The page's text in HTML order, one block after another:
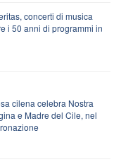
concerti di musica
i 50 anni di programmi in
cilena celebra Nostra
e Madre del Cile, nel